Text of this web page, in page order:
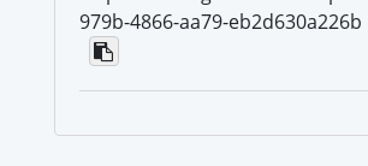
979b-4866-aa79-eb2d630a226b